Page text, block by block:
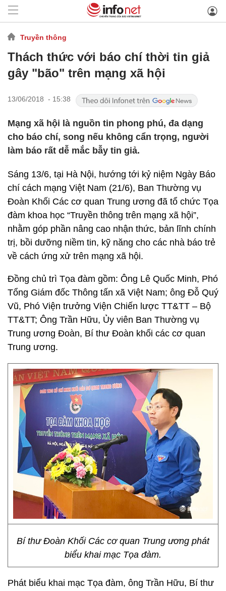
Truyền thông
Thách thức với báo chí thời tin giả
gây "bão" trên mạng xã hội
13/06/2018 - 15:38
Mạng xã hội là nguồn tin phong phú, đa dạng
cho báo chí, song nếu không cẩn trọng, người
làm báo rất dễ mắc bẫy tin giả.
Sáng 13/6, tại Hà Nội, hướng tới kỷ niệm Ngày Báo
chí cách mạng Việt Nam (21/6), Ban Thường vụ
Đoàn Khối Các cơ quan Trung ương đã tổ chức Tọa
đàm khoa học “Truyền thông trên mạng xã hội”,
nhằm góp phần nâng cao nhận thức, bản lĩnh chính
trị, bồi dưỡng niềm tin, kỹ năng cho các nhà báo trẻ
về cách ứng xử trên mạng xã hội.
Đồng chủ trì Tọa đàm gồm: Ông Lê Quốc Minh, Phó
Tổng Giám đốc Thông tấn xã Việt Nam; ông Đỗ Quý
Vũ, Phó Viện trưởng Viện Chiến lược TT&TT – Bộ
TT&TT; Ông Trần Hữu, Ủy viên Ban Thường vụ
Trung ương Đoàn, Bí thư Đoàn khối các cơ quan
Trung ương.
Bí thư Đoàn Khối Các cơ quan Trung ương phát
biểu khai mạc Tọa đàm.
Phát biểu khai mạc Tọa đàm, ông Trần Hữu, Bí thư